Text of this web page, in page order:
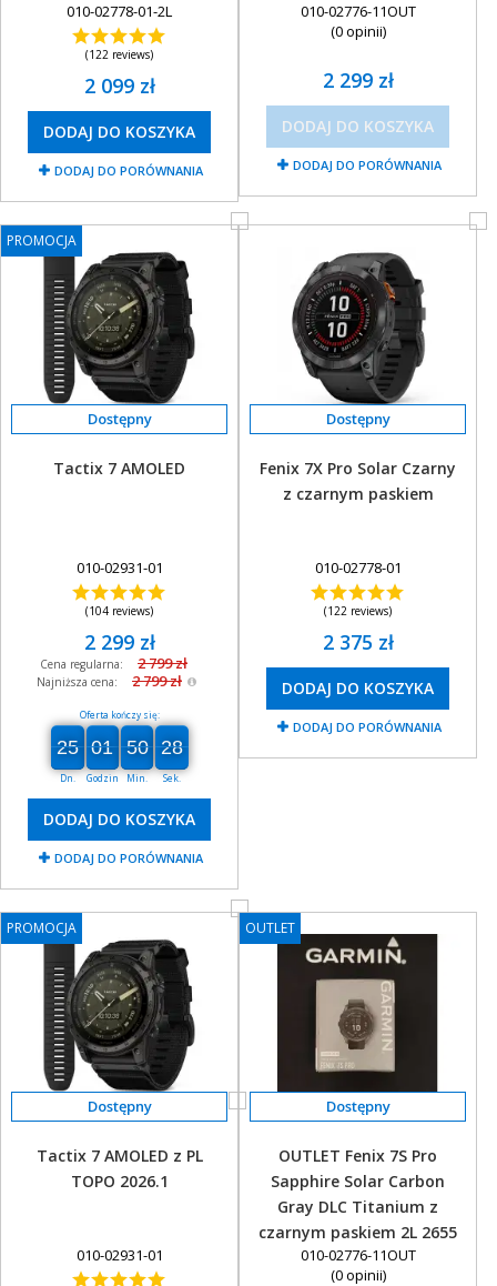
010-02778-01-2L
(122 reviews)
2 099 zł
DODAJ DO KOSZYKA
DODAJ DO PORÓWNANIA
010-02776-11OUT
(0 opinii)
2 299 zł
DODAJ DO KOSZYKA
DODAJ DO PORÓWNANIA
PROMOCJA
PROMOCJA
Tactix 7 AMOLED
010-02931-01
(104 reviews)
2 299 zł
Cena regularna: 2 799 zł
Najniższa cena: 2 799 zł
Oferta kończy się:
25
25
00
Dn.
01
01
00
Godzin
50
50
00
Min.
28
28
29
Sek.
DODAJ DO KOSZYKA
DODAJ DO PORÓWNANIA
Fenix 7X Pro Solar Czarny
z czarnym paskiem
010-02778-01
(122 reviews)
2 375 zł
DODAJ DO KOSZYKA
DODAJ DO PORÓWNANIA
PROMOCJA
PROMOCJA
Tactix 7 AMOLED z PL
TOPO 2026.1
010-02931-01
OUTLET
OUTLET Fenix 7S Pro
Sapphire Solar Carbon
Gray DLC Titanium z
czarnym paskiem 2L 2655
010-02776-11OUT
(0 opinii)